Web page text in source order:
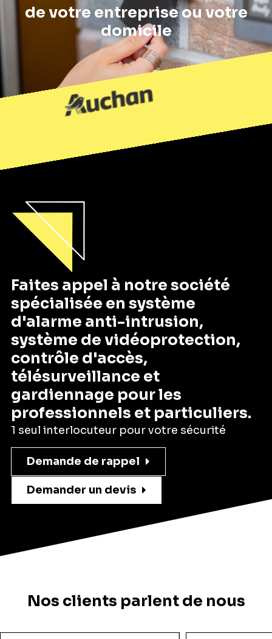
de votre entreprise ou votre
domicile
Faites appel à notre société
spécialisée en système
d'alarme anti-intrusion,
système de vidéoprotection,
contrôle d'accès,
télésurveillance et
gardiennage pour les
professionnels et particuliers.
1 seul interlocuteur pour votre sécurité
Demande de rappel
Demander un devis
Nos clients parlent de nous